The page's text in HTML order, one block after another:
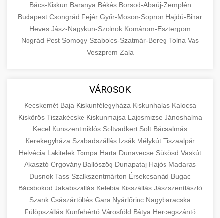
Bács-Kiskun Baranya Békés Borsod-Abaúj-Zemplén
Budapest Csongrád Fejér Győr-Moson-Sopron Hajdú-Bihar
Heves Jász-Nagykun-Szolnok Komárom-Esztergom
Nógrád Pest Somogy Szabolcs-Szatmár-Bereg Tolna Vas
Veszprém Zala
VÁROSOK
Kecskemét Baja Kiskunfélegyháza Kiskunhalas Kalocsa
Kiskőrös Tiszakécske Kiskunmajsa Lajosmizse Jánoshalma
Kecel Kunszentmiklós Soltvadkert Solt Bácsalmás
Kerekegyháza Szabadszállás Izsák Mélykút Tiszaalpár
Helvécia Lakitelek Tompa Harta Dunavecse Sükösd Vaskút
Akasztó Orgovány Ballószög Dunapataj Hajós Madaras
Dusnok Tass Szalkszentmárton Érsekcsanád Bugac
Bácsbokod Jakabszállás Kelebia Kisszállás Jászszentlászló
Szank Császártöltés Gara Nyárlőrinc Nagybaracska
Fülöpszállás Kunfehértó Városföld Bátya Hercegszántó